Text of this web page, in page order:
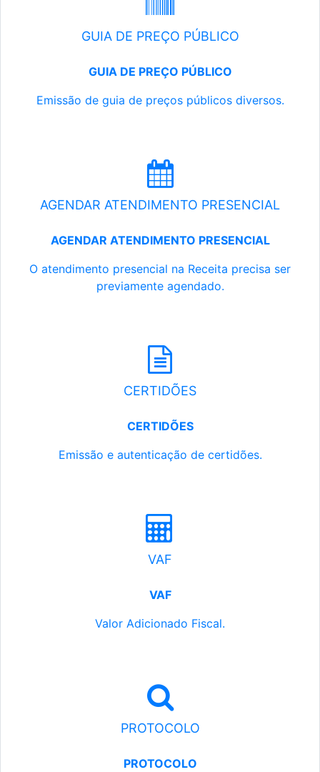
GUIA DE PREÇO PÚBLICO
GUIA DE PREÇO PÚBLICO
Emissão de guia de preços públicos diversos.
AGENDAR ATENDIMENTO PRESENCIAL
AGENDAR ATENDIMENTO PRESENCIAL
O atendimento presencial na Receita precisa ser
previamente agendado.
CERTIDÕES
CERTIDÕES
Emissão e autenticação de certidões.
VAF
VAF
Valor Adicionado Fiscal.
PROTOCOLO
PROTOCOLO